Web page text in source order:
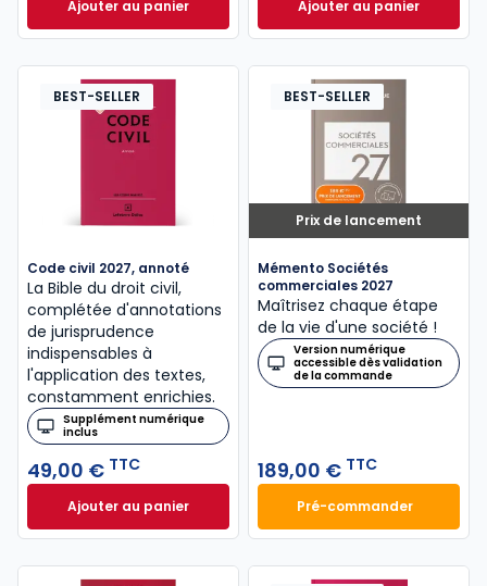
Ajouter au panierCode civil 2027 annoté. Édition limitée à 22,00 € TTC
Ajouter au panier
Mémento Social
BEST-SELLER
Code civil 2027, annoté
La Bible du droit civil,
complétée d'annotations
de jurisprudence
indispensables à
l'application des textes,
constamment enrichies.
Supplément numérique
inclus
49,00 € TTC
Ajouter au panierCode civil 2027, annoté à 49,00 € TTC
Prix de lancement
BEST-SELLER
Mémento Sociétés
commerciales 2027
Maîtrisez chaque étape
de la vie d'une société !
Version numérique
accessible dès validation
de la commande
189,00 € TTC
Pré-commander
Mémento